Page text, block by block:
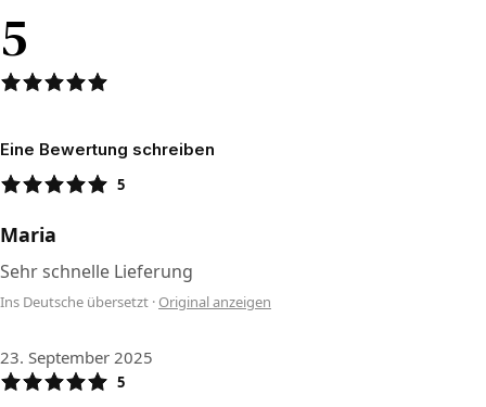
5
Eine Bewertung schreiben
5
Maria
Sehr schnelle Lieferung
Ins Deutsche übersetzt · Original anzeigen
23. September 2025
5